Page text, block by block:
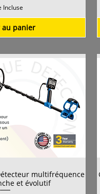
Incluse
au panier
multifréquence
et évolutif